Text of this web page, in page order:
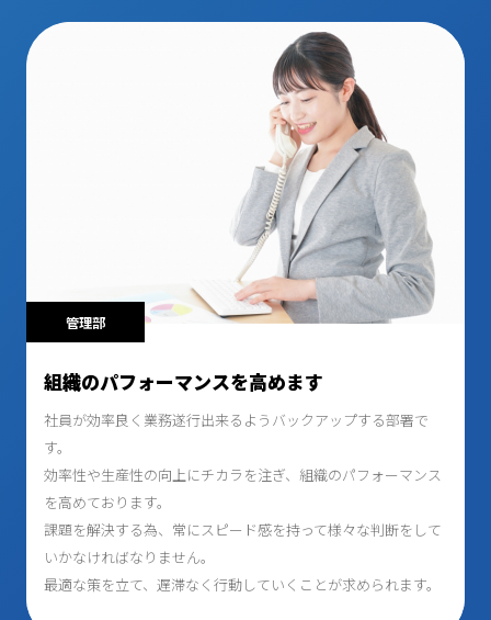
管理部
組織のパフォーマンスを高めます
社員が効率良く業務遂行出来るようバックアップする部署で
す。
効率性や生産性の向上にチカラを注ぎ、組織のパフォーマンス
を高めております。
課題を解決する為、常にスピード感を持って様々な判断をして
いかなければなりません。
最適な策を立て、遅滞なく行動していくことが求められます。